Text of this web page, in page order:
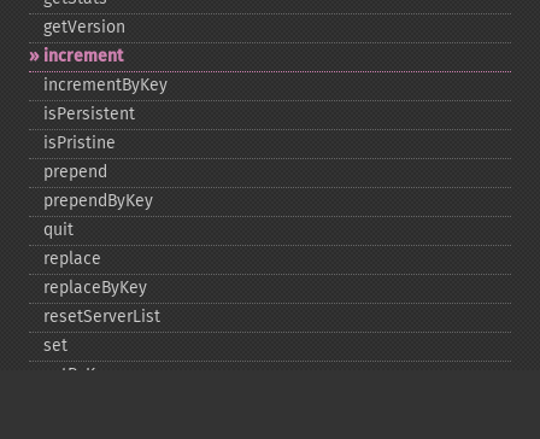
getVersion
increment
incrementByKey
isPersistent
isPristine
prepend
prependByKey
quit
replace
replaceByKey
resetServerList
set
setByKey